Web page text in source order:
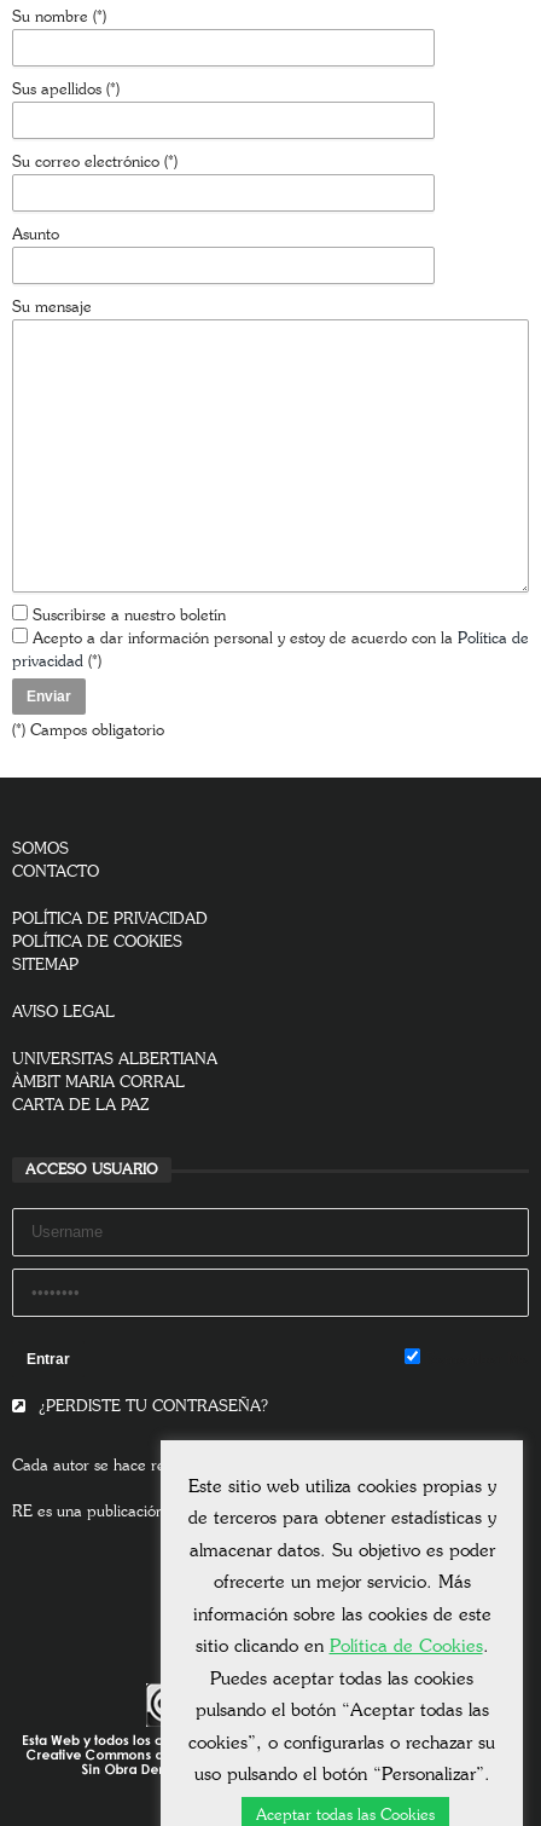
Su nombre (*)
Sus apellidos (*)
Su correo electrónico (*)
Asunto
Su mensaje
Suscribirse a nuestro boletín
Acepto a dar información personal y estoy de acuerdo con la Política de
privacidad (*)
(*) Campos obligatorio
SOMOS
CONTACTO
POLÍTICA DE PRIVACIDAD
POLÍTICA DE COOKIES
SITEMAP
AVISO LEGAL
UNIVERSITAS ALBERTIANA
ÀMBIT MARIA CORRAL
CARTA DE LA PAZ
ACCESO USUARIO
¿PERDISTE TU CONTRASEÑA?
Cada autor se hace responsable del contenido de sus escritos.
RE es una publicación asociada a la Universitas Albertiana.
Este sitio web utiliza cookies propias y
de terceros para obtener estadísticas y
almacenar datos. Su objetivo es poder
ofrecerte un mejor servicio. Más
información sobre las cookies de este
sitio clicando en Política de Cookies.
Puedes aceptar todas las cookies
pulsando el botón “Aceptar todas las
cookies”, o configurarlas o rechazar su
uso pulsando el botón “Personalizar”.
Aceptar todas las Cookies